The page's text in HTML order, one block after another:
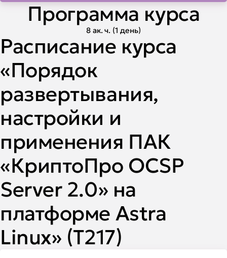
Программа курса
8 ак. ч. (1 день)
Расписание курса
«Порядок
развертывания,
настройки и
применения ПАК
«КриптоПро OCSP
Server 2.0» на
платформе Astra
Linux» (Т217)